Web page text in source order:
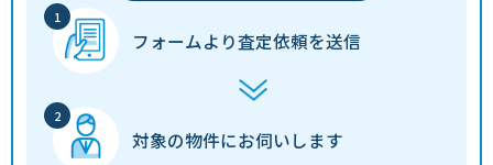
フォームより査定依頼を送信
対象の物件にお伺いします